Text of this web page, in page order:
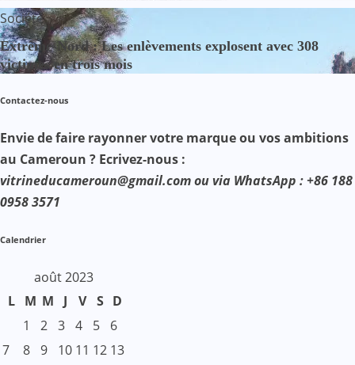
Société
Extrême-Nord : Les enlèvements explosent avec 308
victimes en trois mois
Contactez-nous
Envie de faire rayonner votre marque ou vos ambitions
au Cameroun ? Ecrivez-nous :
vitrineducameroun@gmail.com ou via WhatsApp : +86 188
0958 3571
Calendrier
août 2023
L
M M J V S D
1
2 3 4 5
6
7
8 9 10 11 12 13